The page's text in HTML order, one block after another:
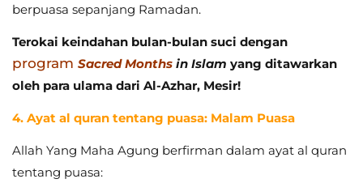
berpuasa sepanjang Ramadan.
Terokai keindahan bulan-bulan suci dengan
program Sacred Months in Islam yang ditawarkan
oleh para ulama dari Al-Azhar, Mesir!
4. Ayat al quran tentang puasa: Malam Puasa
Allah Yang Maha Agung berfirman dalam ayat al quran
tentang puasa: